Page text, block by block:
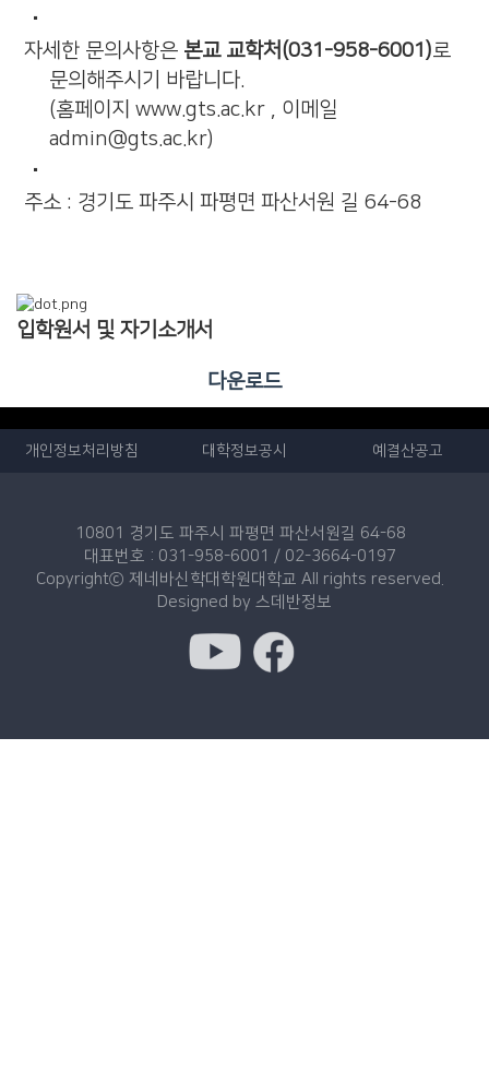
자세한 문의사항은 본교 교학처(031-958-6001)로
문의해주시기 바랍니다.
(홈페이지 www.gts.ac.kr , 이메일
admin@gts.ac.kr)
주소 : 경기도 파주시 파평면 파산서원 길 64-68
입학원서 및 자기소개서
다운로드
개인정보처리방침 대학정보공시 예결산공고
10801 경기도 파주시 파평면 파산서원길 64-68
대표번호 : 031-958-6001 / 02-3664-0197
Copyrightⓒ 제네바신학대학원대학교 All rights reserved.
Designed by 스데반정보